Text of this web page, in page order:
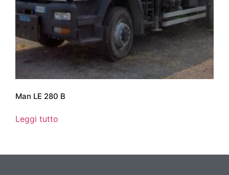
Man LE 280 B
Leggi tutto